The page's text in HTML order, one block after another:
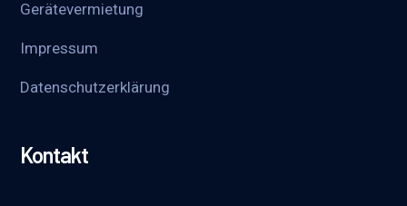
Gerätevermietung
Impressum
Datenschutzerklärung
Kontakt